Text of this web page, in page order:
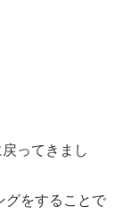
ってきまし
グをすることで